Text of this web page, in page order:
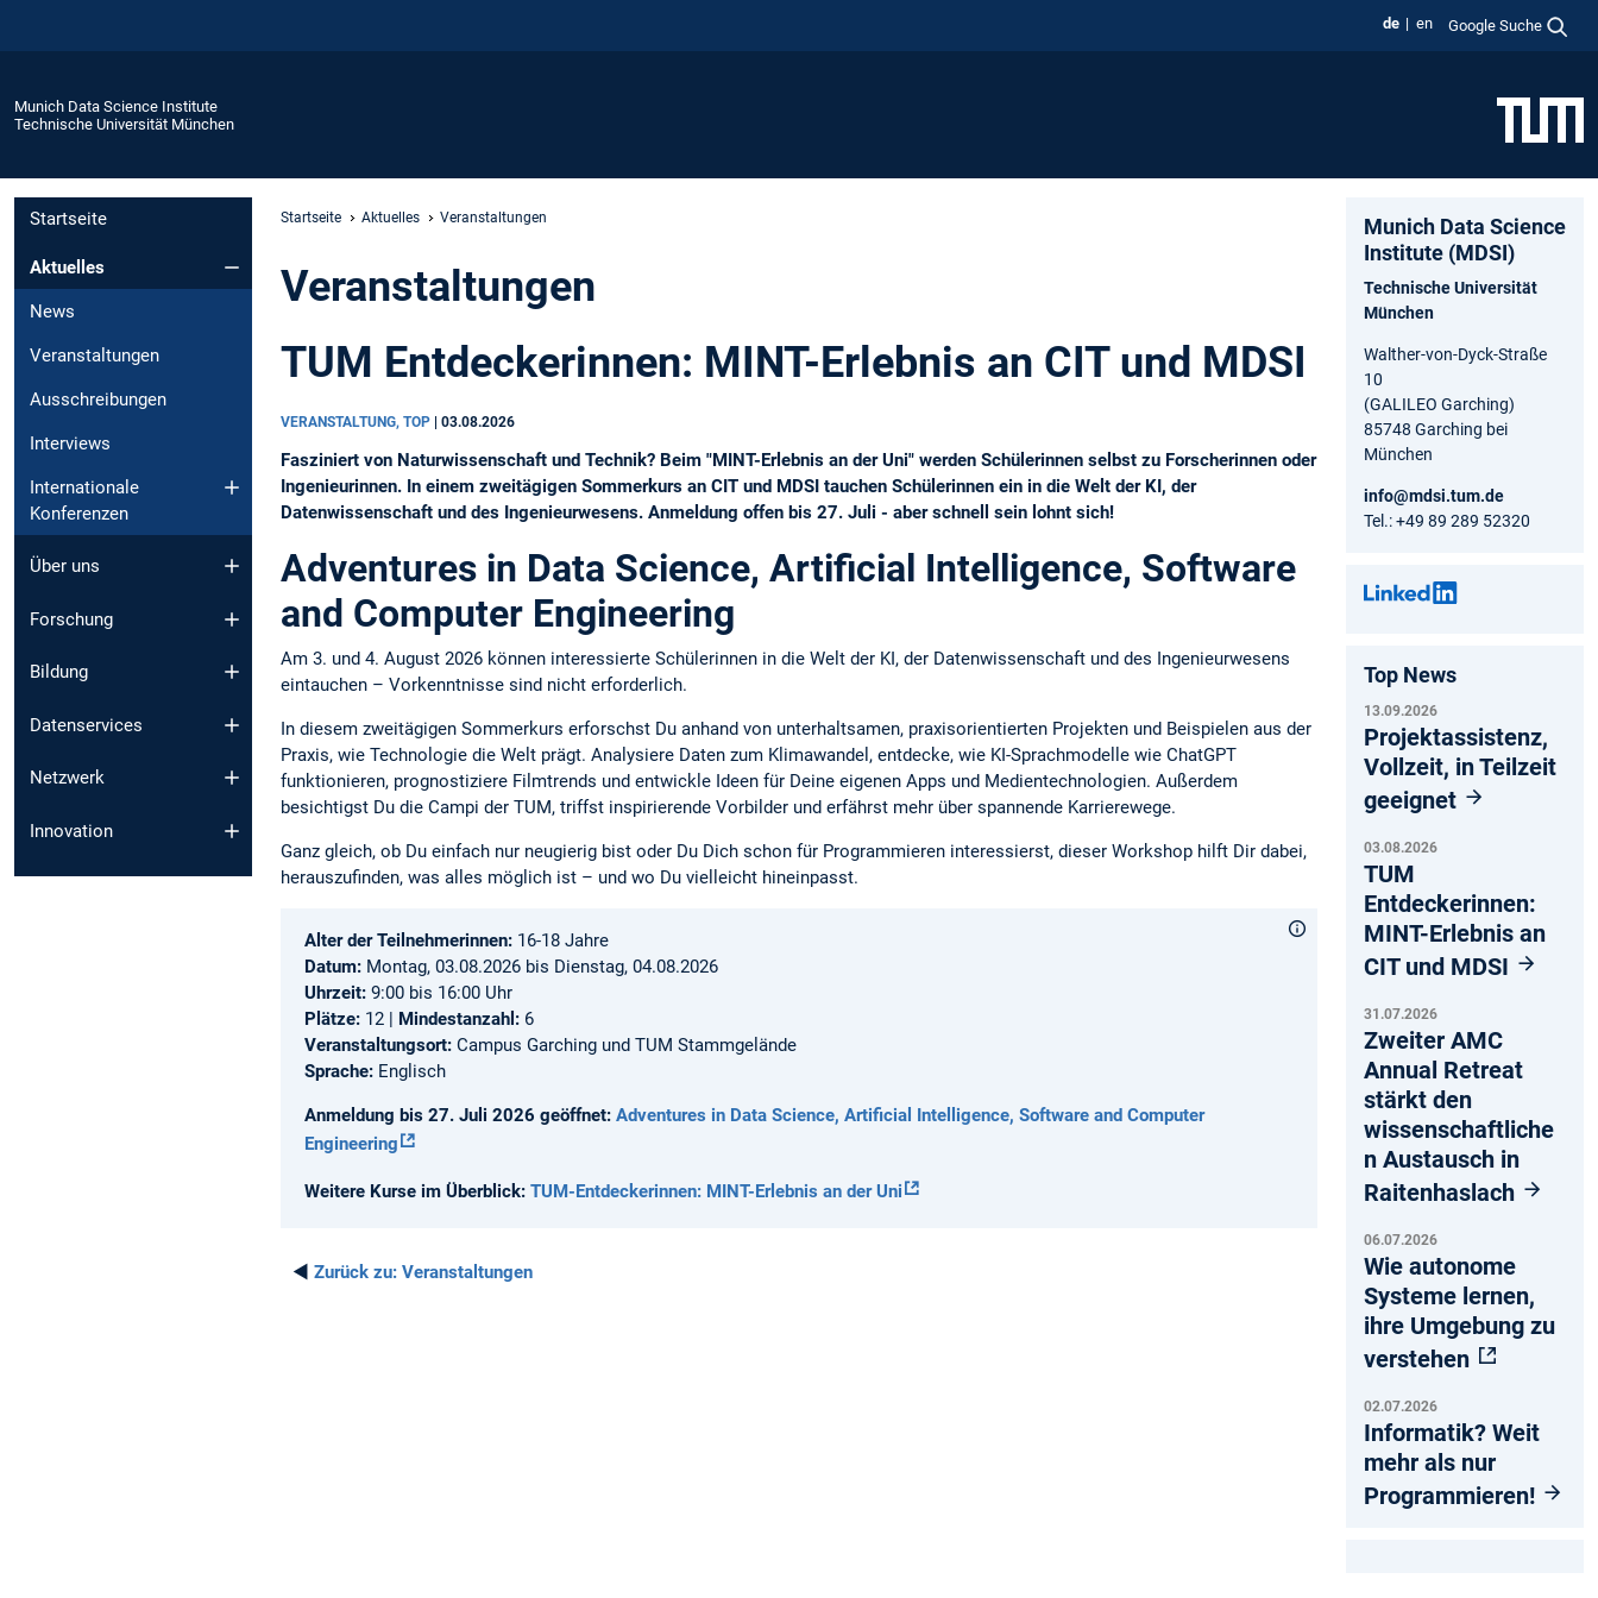
de en Google Suche
Munich Data Science Institute
Technische Universität München
Startseite
Aktuelles
News
Veranstaltungen
Ausschreibungen
Interviews
Internationale
Konferenzen
Über uns
Forschung
Bildung
Datenservices
Netzwerk
Innovation
Startseite Aktuelles Veranstaltungen
Veranstaltungen
TUM Entdeckerinnen: MINT-Erlebnis an CIT und MDSI
VERANSTALTUNG, TOP | 03.08.2026
Fasziniert von Naturwissenschaft und Technik? Beim "MINT-Erlebnis an der Uni" werden Schülerinnen selbst zu Forscherinnen oder
Ingenieurinnen. In einem zweitägigen Sommerkurs an CIT und MDSI tauchen Schülerinnen ein in die Welt der KI, der
Datenwissenschaft und des Ingenieurwesens. Anmeldung offen bis 27. Juli - aber schnell sein lohnt sich!
Adventures in Data Science, Artificial Intelligence, Software
and Computer Engineering
Am 3. und 4. August 2026 können interessierte Schülerinnen in die Welt der KI, der Datenwissenschaft und des Ingenieurwesens
eintauchen – Vorkenntnisse sind nicht erforderlich.
In diesem zweitägigen Sommerkurs erforschst Du anhand von unterhaltsamen, praxisorientierten Projekten und Beispielen aus der
Praxis, wie Technologie die Welt prägt. Analysiere Daten zum Klimawandel, entdecke, wie KI-Sprachmodelle wie ChatGPT
funktionieren, prognostiziere Filmtrends und entwickle Ideen für Deine eigenen Apps und Medientechnologien. Außerdem
besichtigst Du die Campi der TUM, triffst inspirierende Vorbilder und erfährst mehr über spannende Karrierewege.
Ganz gleich, ob Du einfach nur neugierig bist oder Du Dich schon für Programmieren interessierst, dieser Workshop hilft Dir dabei,
herauszufinden, was alles möglich ist – und wo Du vielleicht hineinpasst.
Alter der Teilnehmerinnen: 16-18 Jahre
Datum: Montag, 03.08.2026 bis Dienstag, 04.08.2026
Uhrzeit: 9:00 bis 16:00 Uhr
Plätze: 12 | Mindestanzahl: 6
Veranstaltungsort: Campus Garching und TUM Stammgelände
Sprache: Englisch
Anmeldung bis 27. Juli 2026 geöffnet: Adventures in Data Science, Artificial Intelligence, Software and Computer
Engineering
Weitere Kurse im Überblick: TUM-Entdeckerinnen: MINT-Erlebnis an der Uni
◄ Zurück zu: Veranstaltungen
Munich Data Science
Institute (MDSI)
Technische Universität
München
Walther-von-Dyck-Straße
10
(GALILEO Garching)
85748 Garching bei
München
info@mdsi.tum.de
Tel.: +49 89 289 52320
Top News
13.09.2026
Projektassistenz,
Vollzeit, in Teilzeit
geeignet
03.08.2026
TUM
Entdeckerinnen:
MINT-Erlebnis an
CIT und MDSI
31.07.2026
Zweiter AMC
Annual Retreat
stärkt den
wissenschaftliche
n Austausch in
Raitenhaslach
06.07.2026
Wie autonome
Systeme lernen,
ihre Umgebung zu
verstehen
02.07.2026
Informatik? Weit
mehr als nur
Programmieren!